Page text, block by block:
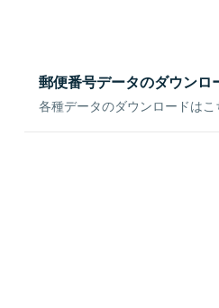
郵便番号データのダウンロ
各種データのダウンロードは